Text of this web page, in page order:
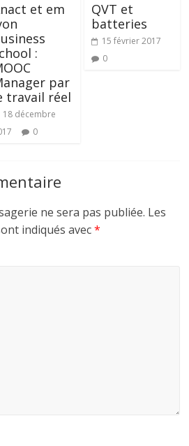
et em
:
par
travail réel
18 décembre
0
QVT et
batteries
15 février 2017
0
ne sera pas publiée. Les
indiqués avec*